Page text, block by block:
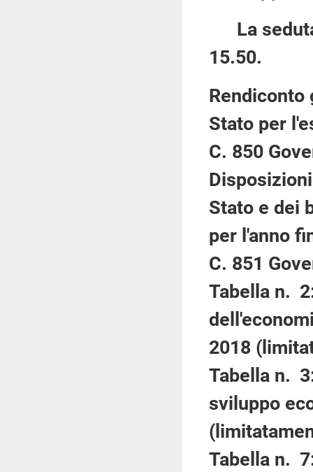
La
15.50.
Rendiconto
Stato per
C. 850
Stato e dei
per l'anno
C. 851
Tabella n.
2018
Tabella n.
sviluppo
Tabella n.